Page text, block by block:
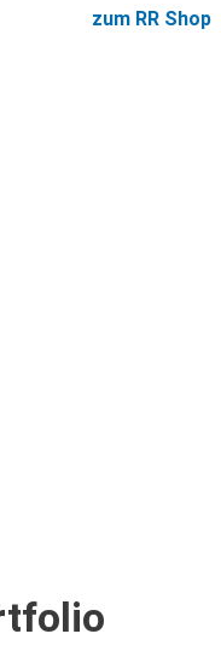
zum RR Shop